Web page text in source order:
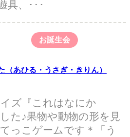
具、･･･
お誕生会
（あひる・うさぎ・きりん）
ズ『これはなにか
た♪果物や動物の形を見
っこゲームです＊「う